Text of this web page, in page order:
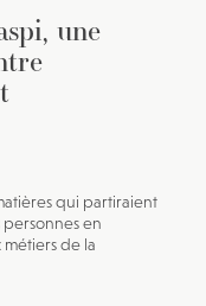
une
qui partiraient
en
de la